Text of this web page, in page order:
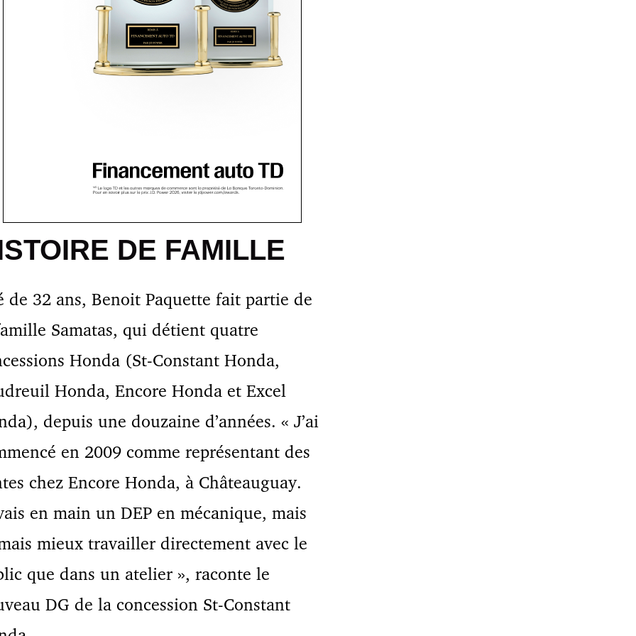
DE FAMILLE
de 32 ans, Benoit Paquette fait partie de
Samatas, qui détient quatre
Honda (St-Constant Honda,
Honda, Encore Honda et Excel
depuis une douzaine d’années. « J’ai
en 2009 comme représentant des
chez Encore Honda, à Châteauguay.
en main un DEP en mécanique, mais
mieux travailler directement avec le
que dans un atelier », raconte le
DG de la concession St-Constant